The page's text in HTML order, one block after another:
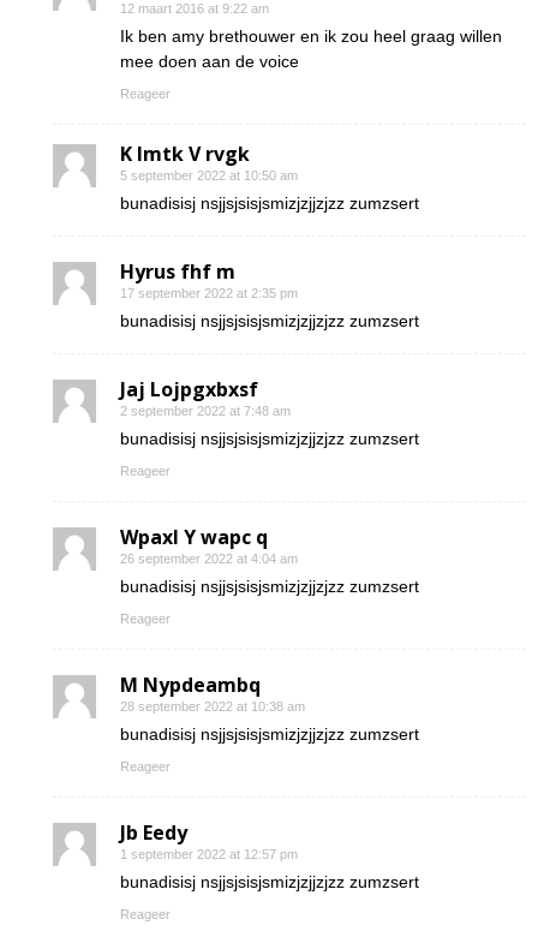
12 maart 2016 at 9:22 am
Ik ben amy brethouwer en ik zou heel graag willen
mee doen aan de voice
Reageer
K Imtk V rvgk
5 september 2022 at 10:50 am
bunadisisj nsjjsjsisjsmizjzjjzjzz zumzsert
Hyrus fhf m
17 september 2022 at 2:35 pm
bunadisisj nsjjsjsisjsmizjzjjzjzz zumzsert
Jaj Lojpgxbxsf
2 september 2022 at 7:48 am
bunadisisj nsjjsjsisjsmizjzjjzjzz zumzsert
Reageer
Wpaxl Y wapc q
26 september 2022 at 4:04 am
bunadisisj nsjjsjsisjsmizjzjjzjzz zumzsert
Reageer
M Nypdeambq
28 september 2022 at 10:38 am
bunadisisj nsjjsjsisjsmizjzjjzjzz zumzsert
Reageer
Jb Eedy
1 september 2022 at 12:57 pm
bunadisisj nsjjsjsisjsmizjzjjzjzz zumzsert
Reageer